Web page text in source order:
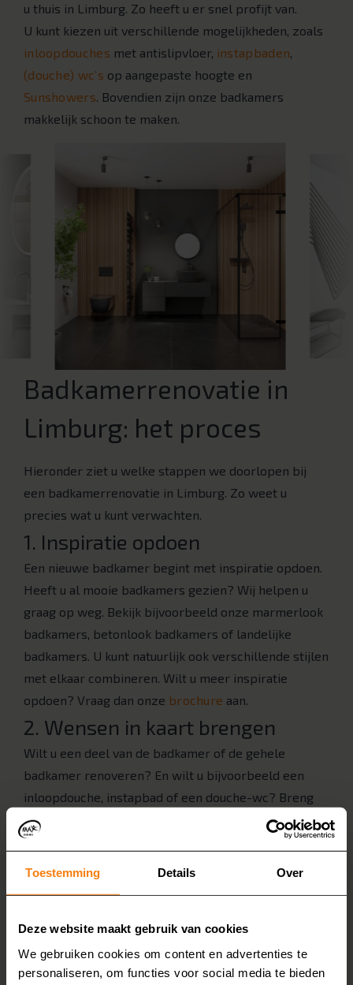
Toestemming Details Over
Deze website maakt gebruik van cookies
We gebruiken cookies om content en advertenties te
personaliseren, om functies voor social media te bieden
u thuis in Limburg. Zo heeft u er snel profijt van.
U kunt kiezen uit verschillende mogelijkheden, zoals
inloopdouches met antislipvloer, instapbaden,
(douche) wc’s op aangepaste hoogte en
Sunshowers. Bovendien zijn onze badkamers
makkelijk schoon te maken.
Badkamerrenovatie in
Limburg: het proces
Hieronder ziet u welke stappen we doorlopen bij
een badkamerrenovatie in Limburg. Zo weet u
precies wat u kunt verwachten.
1. Inspiratie opdoen
Een nieuwe badkamer begint met inspiratie opdoen.
Heeft u al mooie badkamers gezien? Wij helpen u
graag op weg. Bekijk bijvoorbeeld onze marmerlook
badkamers, betonlook badkamers of landelijke
badkamers. U kunt natuurlijk ook verschillende stijlen
met elkaar combineren. Wilt u meer inspiratie
opdoen? Vraag dan onze brochure aan.
2. Wensen in kaart brengen
Wilt u een deel van de badkamer of de gehele
badkamer renoveren? En wilt u bijvoorbeeld een
inloopdouche, instapbad of een douche-wc? Breng
uw eigen wensen in kaart, zodat u over een paar
weken een badkamer hebt die volledig aan uw
3. Gratis thuisadvies en inmeten
gratis en vrijblijvend adviesgesprek aan
huisbij u in Limburg. We meten dan ook uw